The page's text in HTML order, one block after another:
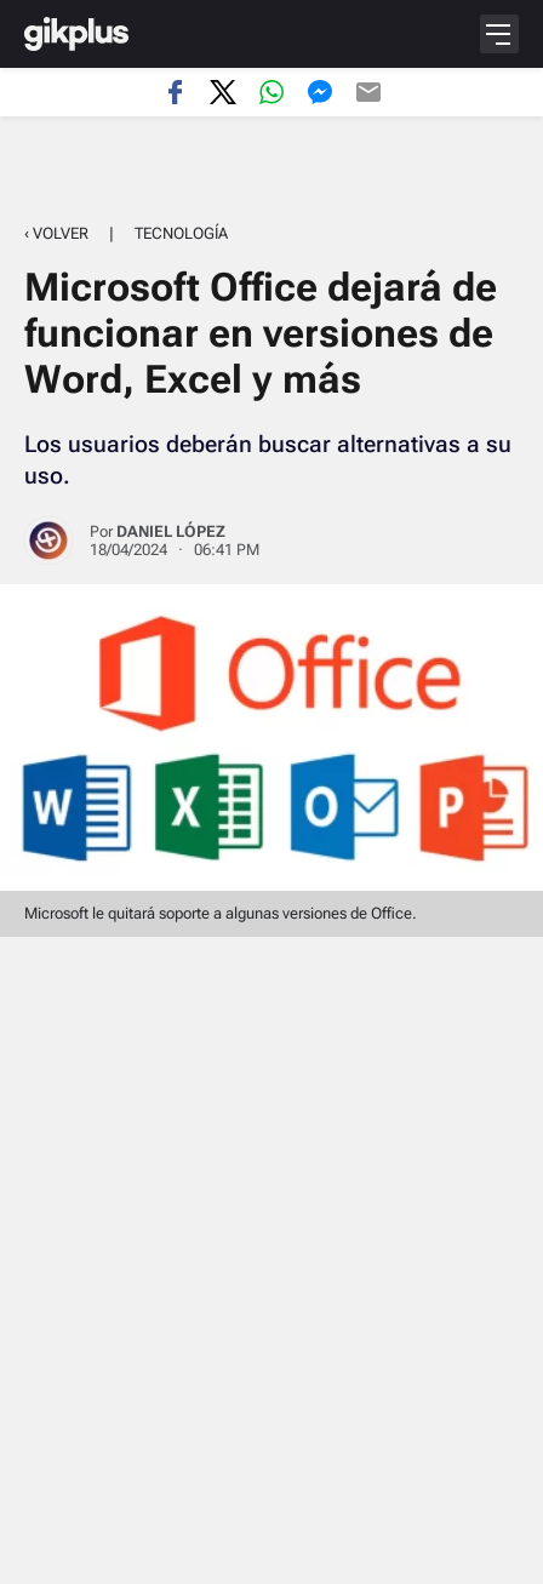
‹ VOLVER | TECNOLOGÍA
Microsoft Office dejará de
funcionar en versiones de
Word, Excel y más
Los usuarios deberán buscar alternativas a su
uso.
Por DANIEL LÓPEZ
18/04/2024 · 06:41 PM
Microsoft le quitará soporte a algunas versiones de Office.